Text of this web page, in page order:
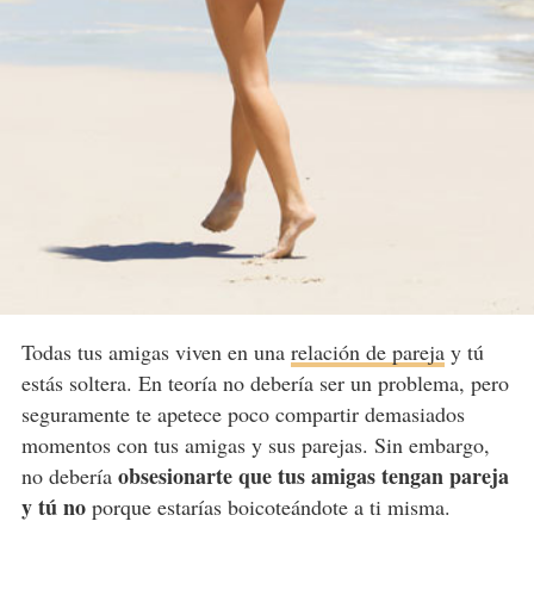
Todas tus amigas viven en una relación de parejay tú
estás soltera. En teoría no debería ser un problema, pero
seguramente te apetece poco compartir demasiados
momentos con tus amigas y sus parejas. Sin embargo,
no debería obsesionarte que tus amigas tengan pareja
y tú noporque estarías boicoteándote a ti misma.